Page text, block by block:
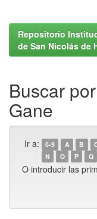
Repositorio
de San Nicolás de
Buscar
Gane
Ir a: 0-9 A B
N
O P Q
O introducir las